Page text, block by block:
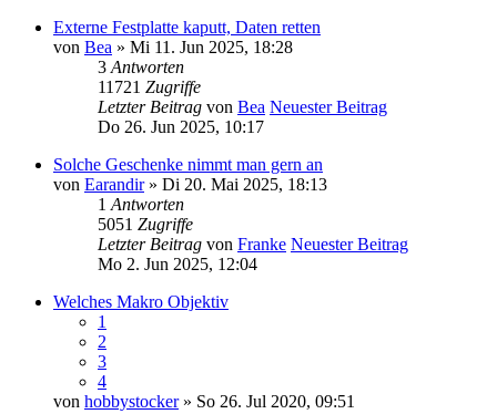
Externe Festplatte kaputt, Daten retten
von Bea » Mi 11. Jun 2025, 18:28
3 Antworten
11721 Zugriffe
Letzter Beitrag von Bea Neuester Beitrag
Do 26. Jun 2025, 10:17
Solche Geschenke nimmt man gern an
von Earandir» Di 20. Mai 2025, 18:13
1 Antworten
5051 Zugriffe
Letzter Beitrag von Franke Neuester Beitrag
Mo 2. Jun 2025, 12:04
Welches Makro Objektiv
1
2
3
4
von hobbystocker» So 26. Jul 2020, 09:51